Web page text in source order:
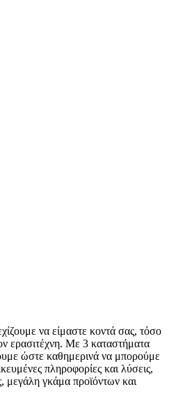
να είμαστε κοντά σας, τόσο
ερασιτέχνη. Με 3 καταστήματα
ώστε καθημερινά να μπορούμε
πληροφορίες και λύσεις,
μεγάλη γκάμα προϊόντων και